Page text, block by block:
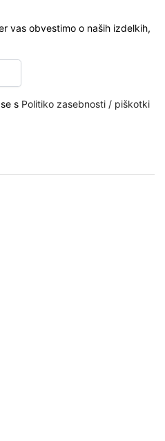
vas obvestimo o naših izdelkih,
s Politiko zasebnosti / piškotki